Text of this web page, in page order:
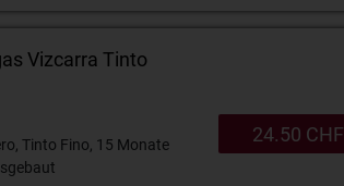
Vizcarra Tinto
Tinto Fino, 15 Monate
24.50 CHF